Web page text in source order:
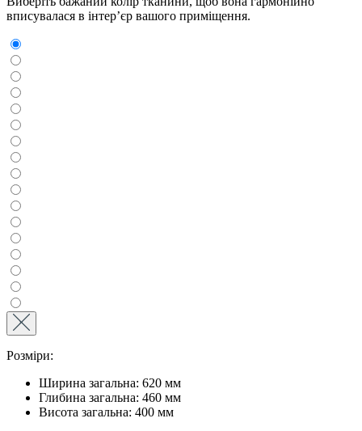
вписувалася в інтер’єр вашого приміщення.
Розміри:
Ширина загальна: 620 мм
Глибина загальна: 460 мм
Висота загальна: 400 мм